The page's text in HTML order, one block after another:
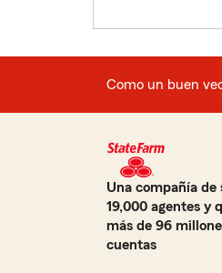
Como un buen
Una compañía de
19,000 agentes y
más de 96
cuentas